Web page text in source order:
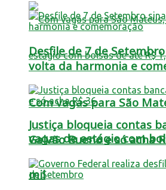
Com vagas para São
vagas de estágio com
mil
Desfile de 7 de
volta da harmonia e
Justiça bloqueia contas
Galvão Bueno e só acha